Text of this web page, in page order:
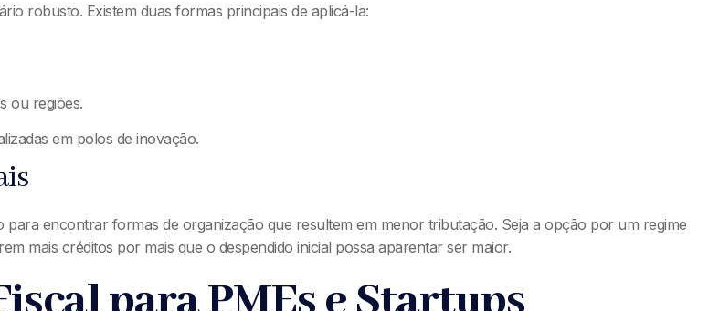
robusto. Existem duas formas principais de aplicá-la:
ou regiões.
em polos de inovação.
encontrar formas de organização que resultem em menor tributação. Seja a opção por um regime
mais créditos por mais que o despendido inicial possa aparentar ser maior.